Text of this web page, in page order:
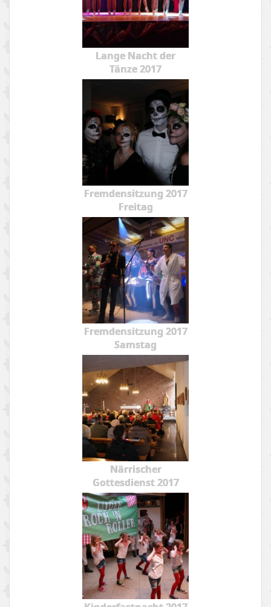
Lange Nacht der
Tänze 2017
Fremdensitzung 2017
Freitag
Fremdensitzung 2017
Samstag
Närrischer
Gottesdienst 2017